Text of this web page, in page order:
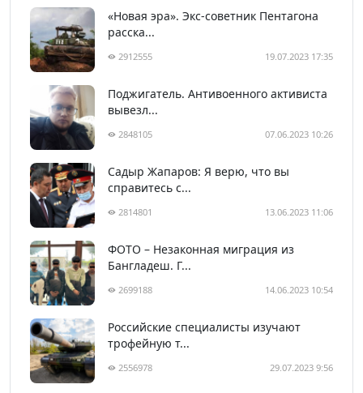
«Новая эра». Экс-советник Пентагона
расска...
2912555 19.07.2023 17:35
Поджигатель. Антивоенного активиста
вывезл...
2848105 07.06.2023 10:26
Садыр Жапаров: Я верю, что вы
справитесь с...
2814801 13.06.2023 11:06
ФОТО – Незаконная миграция из
Бангладеш. Г...
2699188 14.06.2023 10:54
Российские специалисты изучают
трофейную т...
2556978 29.07.2023 9:56